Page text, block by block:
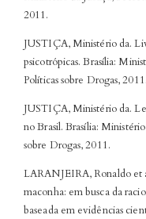
2011.
JUSTIÇA, Ministério da.
psicotrópicas. Brasília:
Políticas sobre Drogas, 2011.
JUSTIÇA, Ministério da.
no Brasil. Brasília:
sobre Drogas, 2011.
LARANJEIRA, Ronaldo et
maconha: em busca da
baseada em evidências